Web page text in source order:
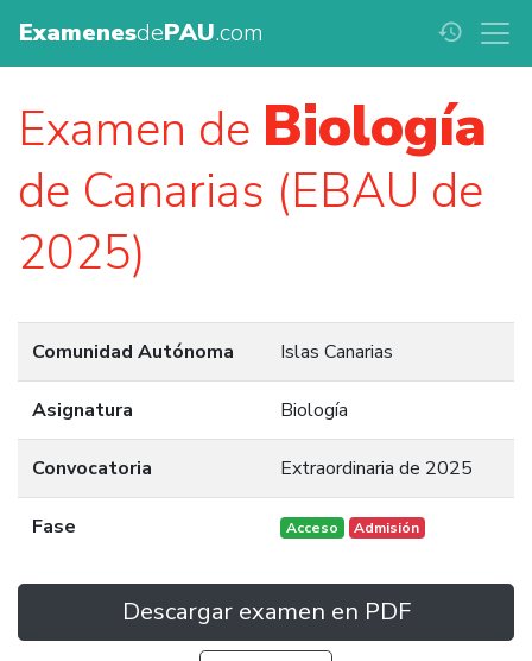
ExamenesdePAU.com history
Examen de Biología
de Canarias (EBAU de
2025)
Comunidad Autónoma Islas Canarias
Asignatura Biología
Convocatoria Extraordinaria de 2025
Fase Acceso Admisión
Descargar examen en PDF